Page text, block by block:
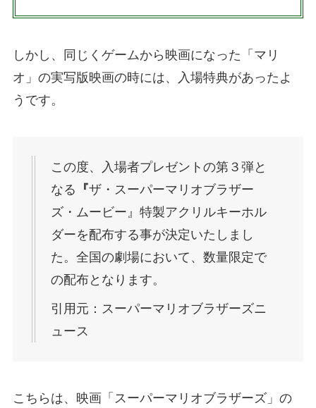
しかし、同じくゲームから映画になった「マリ
オ」の実写版映画の時には、入場特典があったよ
うです。
この度、入場者プレゼントの第３弾と
なる 『ザ・スーパーマリオブラザー
ズ・ムービー』特製アクリルキーホル
ダーを配布する事が決定いたしまし
た。全国の劇場において、数量限定で
の配布となります。
引用元：スーパーマリオブラザーズニ
ュース
こちらは、映画「スーパーマリオブラザーズ」の